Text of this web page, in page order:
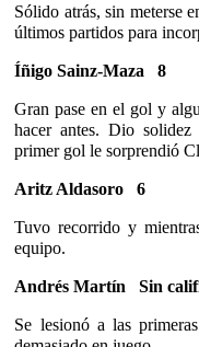
Sólido atrás, sin meterse
últimos partidos para
Íñigo Sainz-Maza 8
Gran pase en el gol y
hacer antes. Dio
primer gol le sorprendió
Aritz Aldasoro 6
Tuvo recorrido y
equipo.
Andrés Martín Sin
Se lesionó a las